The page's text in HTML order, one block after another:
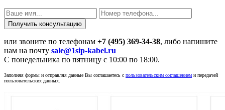
или звоните по телефонам +7 (495) 369-34-38, либо напишите
нам на почту sale@1sip-kabel.ru
C понедельника по пятницу с 10:00 по 18:00.
Заполняя формы и отправляя данные Вы соглашаетесь с пользовательским соглашением и передачей
пользовательских данных.